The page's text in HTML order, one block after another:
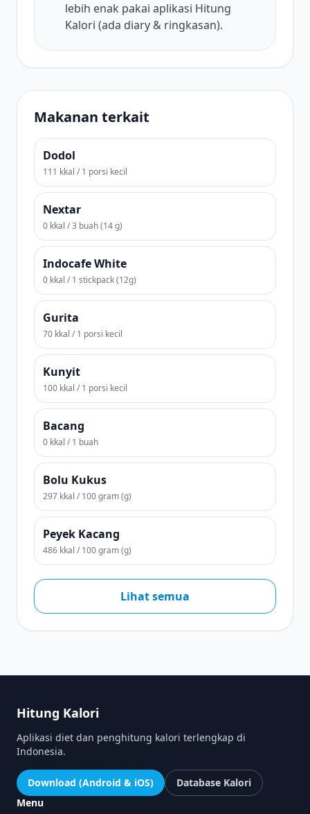
lebih enak pakai aplikasi Hitung
Kalori (ada diary & ringkasan).
Makanan terkait
Dodol
111 kkal / 1 porsi kecil
Nextar
0 kkal / 3 buah (14 g)
Indocafe White
0 kkal / 1 stickpack (12g)
Gurita
70 kkal / 1 porsi kecil
Kunyit
100 kkal / 1 porsi kecil
Bacang
0 kkal / 1 buah
Bolu Kukus
297 kkal / 100 gram (g)
Peyek Kacang
486 kkal / 100 gram (g)
Lihat semua
Hitung Kalori
Aplikasi diet dan penghitung kalori terlengkap di
Indonesia.
Download (Android & iOS)
Database Kalori
Menu